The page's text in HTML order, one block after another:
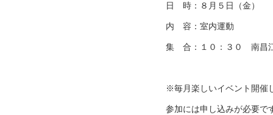
日 時：８月５日（金）
内 容：室内運動
集 合：１０：３０ 南昌
※毎月楽しいイベント開催
参加には申し込みが必要で